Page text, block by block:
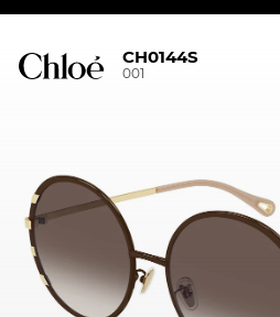
CH0144S
001